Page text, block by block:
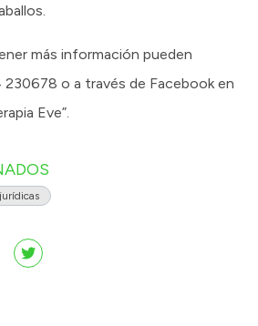
más información pueden
o a través de Facebook en
Eve”.